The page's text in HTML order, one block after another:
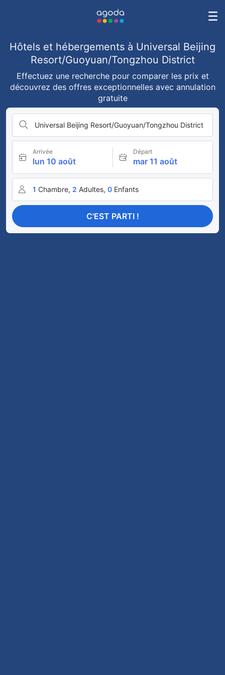
Hôtels et hébergements à Universal Beijing
Resort/Guoyuan/Tongzhou District
Effectuez une recherche pour comparer les prix et
découvrez des offres exceptionnelles avec annulation
gratuite
Universal Beijing Resort/Guoyuan/Tongzhou District
Arrivée
lun 10 août
Départ
mar 11 août
1 Chambre, 2 Adultes, 0 Enfants
C'EST PARTI !